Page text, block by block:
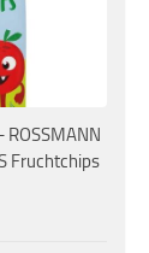
Fruchtchips